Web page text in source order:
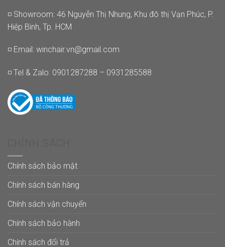
◽ Showroom: 46 Nguyễn Thị Nhung, Khu đô thị Vạn Phúc, P.
Hiệp Bình, Tp. HCM
◽ Email: winchair.vn@gmail.com
◽ Tel & Zalo: 0901287288 – 0931285588
Chính sách bảo mật
Chính sách bán hàng
Chính sách vận chuyển
Chính sách bảo hành
Chính sách đổi trả